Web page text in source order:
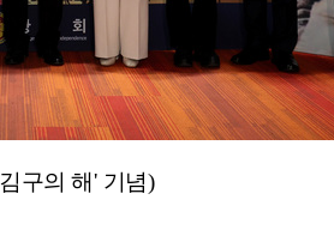
김구의 해' 기념)